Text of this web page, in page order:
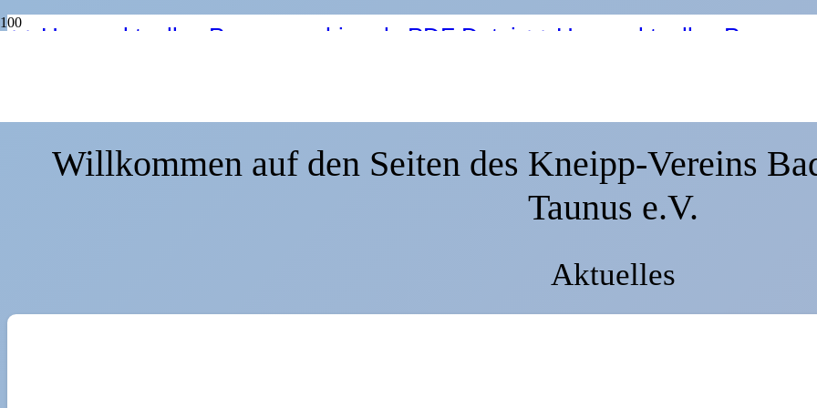
++ Unser aktuelles Programm hier als PDF Datei ++ Unser aktuelles
Willkommen auf den Seiten des Kneipp-Vereins
Taunus e.V.
Aktuelles